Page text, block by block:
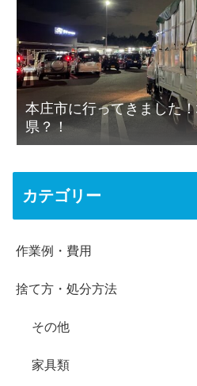
本庄市に行ってきました
県？！
カテゴリー
作業例・費用
捨て方・処分方法
その他
家具類